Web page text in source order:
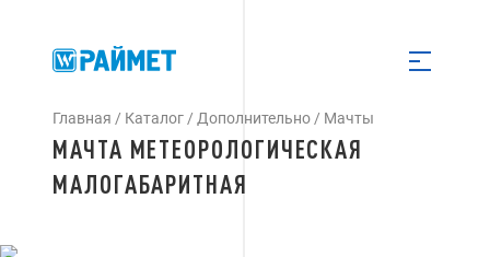
Главная / Каталог / Дополнительно / Мачты
МАЧТА МЕТЕОРОЛОГИЧЕСКАЯ
МАЛОГАБАРИТНАЯ